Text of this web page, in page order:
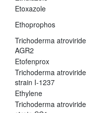
Etoxazole
Ethoprophos
Trichoderma atroviride
AGR2
Etofenprox
Trichoderma atroviride
strain I-1237
Ethylene
Trichoderma atroviride